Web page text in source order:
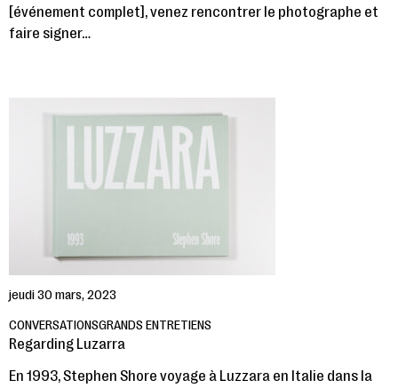
[événement complet], venez rencontrer le photographe et
faire signer…
jeudi 30 mars, 2023
CONVERSATIONSGRANDS ENTRETIENS
Regarding Luzarra
En 1993, Stephen Shore voyage à Luzzara en Italie dans la